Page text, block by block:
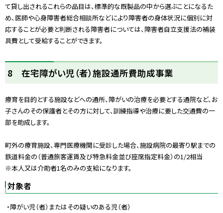
て貸し出されるこれらの品目は、標準的な既製品の中から選ぶことになるた
め、医師や心身障害者総合相談所などにより障害者の身体状況に個別に対
応することが必要と判断される障害者については、障害者自立支援法の補装
具費として受給することができます。
ッ
に
戻
る
8 在宅障がい児（者）施設通所費助成事業
療育を目的とする施設などへの通所、障がいの治療を必要とする通院など、お
子さんのその保護者とその方に対して、訓練指導や治療に要した交通費の一
部を助成します。
町外の療育施設、専門医療機関に受診した場合、施設病院の最寄り駅までの
鉄道料金の（普通旅客運賃及び特急料金並び座席指定料金）の1/2相当
※本人又は介助者1名のみの支給になります。
対象者
・障がい児（者）またはその疑いのある児（者）